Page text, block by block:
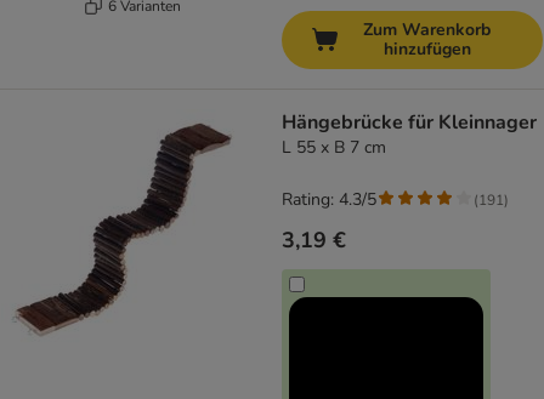
6 Varianten
Zum Warenkorb
hinzufügen
Hängebrücke für Kleinnager
L 55 x B 7 cm
3,19 €
Rating: 4.3/5 (191)